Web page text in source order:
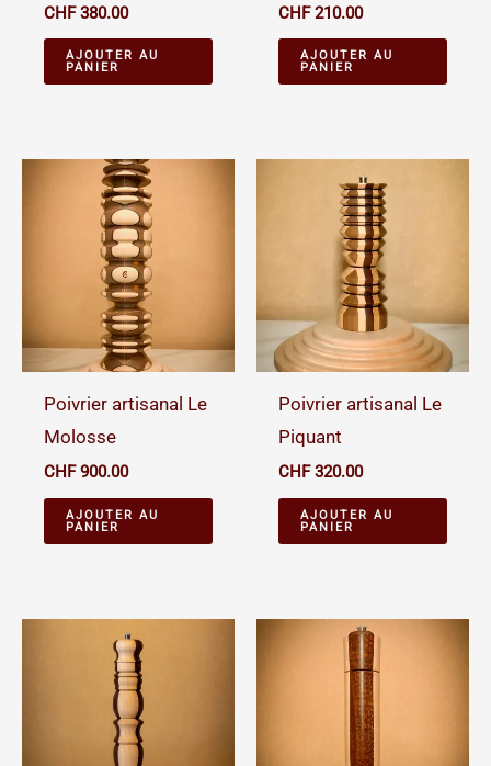
CHF380.00
AJOUTER AU
PANIER
CHF210.00
AJOUTER AU
PANIER
Poivrier artisanal Le
Molosse
CHF900.00
AJOUTER AU
PANIER
Poivrier artisanal Le
Piquant
CHF320.00
AJOUTER AU
PANIER